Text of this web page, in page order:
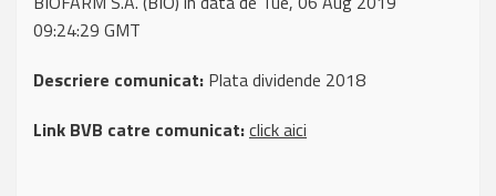
09:24:29 GMT
Descriere comunicat: Plata dividende 2018
Link BVB catre comunicat:click aici